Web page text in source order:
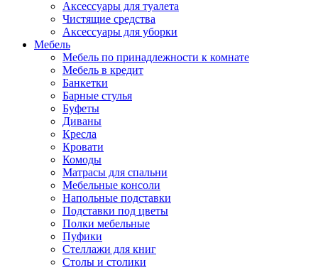
Аксессуары для туалета
Чистящие средства
Аксессуары для уборки
Мебель
Мебель по принадлежности к комнате
Мебель в кредит
Банкетки
Барные стулья
Буфеты
Диваны
Кресла
Кровати
Комоды
Матрасы для спальни
Мебельные консоли
Напольные подставки
Подставки под цветы
Полки мебельные
Пуфики
Стеллажи для книг
Столы и столики